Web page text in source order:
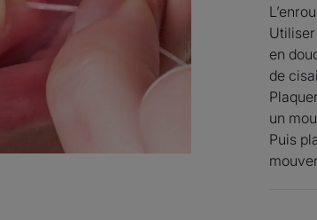
Un fil dentaire éco-conçu
leur donner une seconde vie.
en
de
un
Puis